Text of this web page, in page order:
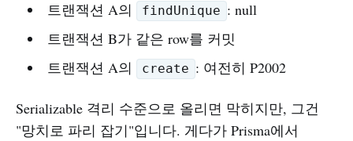
트랜잭션 A의 findUnique : null
트랜잭션 B가 같은 row를 커밋
트랜잭션 A의
create : 여전히 P2002
Serializable 격리 수준으로 올리면 막히지만, 그건
"망치로 파리 잡기"입니다. 게다가 Prisma에서